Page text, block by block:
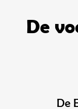
De
De